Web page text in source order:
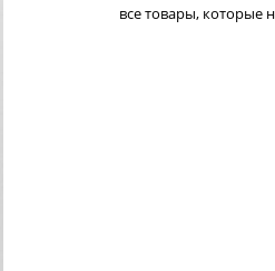
все товары, которые